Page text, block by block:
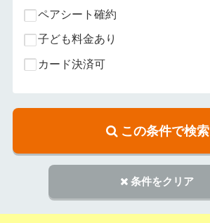
ペアシート確約
子ども料金あり
カード決済可
この条件で検索
条件をクリア